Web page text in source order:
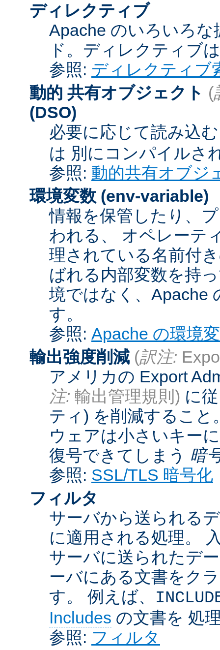
ディレクティブ
Apache のいろいろ
ド。ディレクティブ
参照: ディレクティブ
動的 共有オブジェクト (
(DSO)
必要に応じて読み込
は 別にコンパイルさ
参照: 動的共有オブジ
環境変数 (env-variable)
情報を保管したり、
われる、 オペレーテ
理されている名前付
ばれる内部変数を持
境ではなく、Apache
す。
参照: Apache の環境
輸出強度削減 (訳注:
アメリカの Export
注: 輸出管理規則) に
ティ) を削減すること
ウェアは小さいキー
復号できてしまう 暗
参照: SSL/TLS 暗号化
フィルタ
サーバから送られる
に適用される処理。
サーバに送られたデ
ーバにある文書をク
す。 例えば、
Includes の文書を 処
参照: フィルタ